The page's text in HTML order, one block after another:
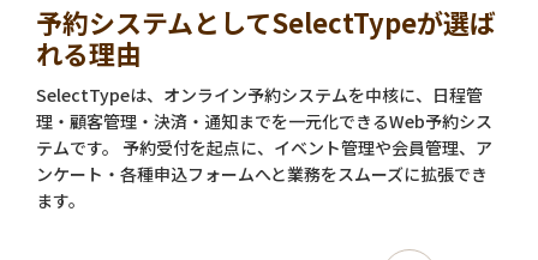
予約システムとしてSelectTypeが選ば
れる理由
SelectTypeは、オンライン予約システムを中核に、日程管
理・顧客管理・決済・通知までを一元化できるWeb予約シス
テムです。 予約受付を起点に、イベント管理や会員管理、ア
ンケート・各種申込フォームへと業務をスムーズに拡張でき
ます。